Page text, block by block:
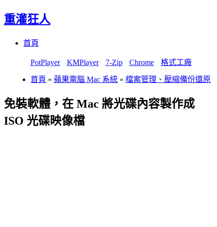
重灌狂人
首頁
PotPlayer KMPlayer 7-Zip Chrome 格式工廠
首頁 » 蘋果電腦 Mac 系統 » 檔案管理、壓縮備份還原
免裝軟體，在 Mac 將光碟內容製作成
ISO 光碟映像檔